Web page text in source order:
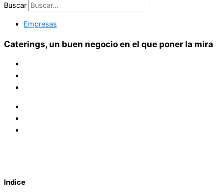
Buscar
Empresas
Caterings, un buen negocio en el que poner la mira
Indice